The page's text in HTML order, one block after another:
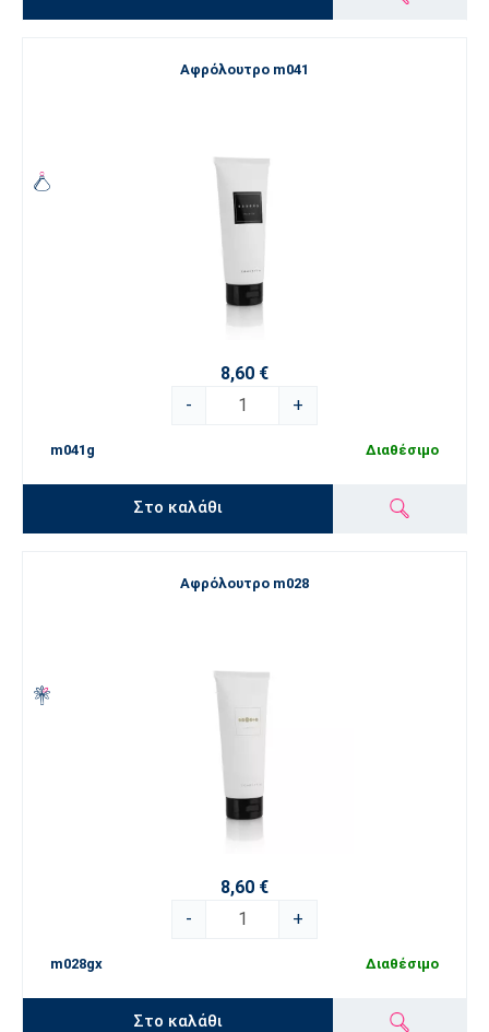
Αφρόλουτρο m041
8,60 €
-
+
m041g Διαθέσιμο
Στο καλάθι
Αφρόλουτρο m028
8,60 €
-
+
m028gx Διαθέσιμο
Στο καλάθι